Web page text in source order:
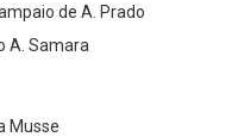
de A. Prado
A. Samara
Musse